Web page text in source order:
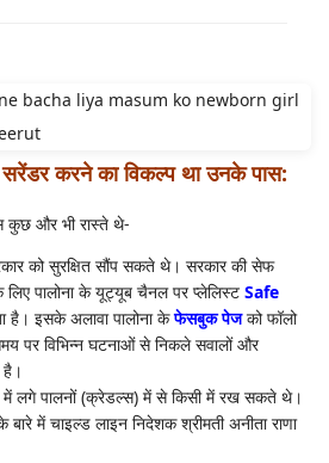
करने का विकल्प था उनके पास:
कुछ और भी रास्ते थे-
को सुरक्षित सौंप सकते थे। सरकार की सेफ
पालोना के यूट्यूब चैनल पर प्लेलिस्ट Safe
है। इसके अलावा पालोना केफेसबुक पेज को फॉलो
पर विभिन्न घटनाओं से निकले सवालों और
है।
लगे पालनों (क्रेडल्स) में से किसी में रख सकते थे।
में चाइल्ड लाइन निदेशक श्रीमती अनीता राणा